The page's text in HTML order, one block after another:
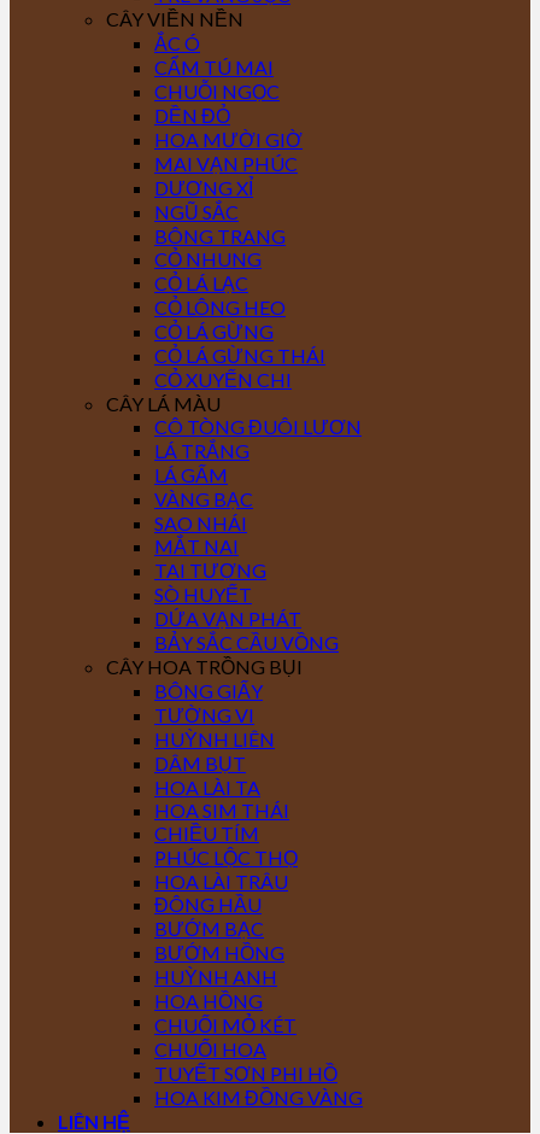
CÂY VIỀN NỀN
ẮC Ó
CẨM TÚ MAI
CHUỖI NGỌC
DỀN ĐỎ
HOA MƯỜI GIỜ
MAI VẠN PHÚC
DƯƠNG XỈ
NGŨ SẮC
BÔNG TRANG
CỎ NHUNG
CỎ LÁ LẠC
CỎ LÔNG HEO
CỎ LÁ GỪNG
CỎ LÁ GỪNG THÁI
CỎ XUYẾN CHI
CÂY LÁ MÀU
CÔ TÒNG ĐUÔI LƯƠN
LÁ TRẮNG
LÁ GẤM
VÀNG BẠC
SAO NHÁI
MẮT NAI
TAI TƯỢNG
SÒ HUYẾT
DỨA VẠN PHÁT
BẢY SẮC CẦU VỒNG
CÂY HOA TRỒNG BỤI
BÔNG GIẤY
TƯỜNG VI
HUỲNH LIÊN
DÂM BỤT
HOA LÀI TA
HOA SIM THÁI
CHIỀU TÍM
PHÚC LỘC THỌ
HOA LÀI TRÂU
ĐÔNG HẦU
BƯỚM BẠC
BƯỚM HỒNG
HUỲNH ANH
HOA HỒNG
CHUỐI MỎ KÉT
CHUỐI HOA
TUYẾT SƠN PHI HỒ
HOA KIM ĐỒNG VÀNG
LIÊN HỆ